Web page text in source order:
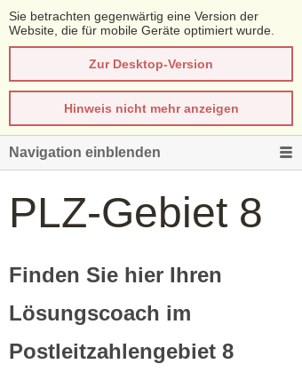
Sie betrachten gegenwärtig eine Version der
Website, die für mobile Geräte optimiert wurde.
Zur Desktop-Version
Hinweis nicht mehr anzeigen
Navigation einblenden
PLZ-Gebiet 8
Finden Sie hier Ihren
Lösungscoach im
Postleitzahlengebiet 8